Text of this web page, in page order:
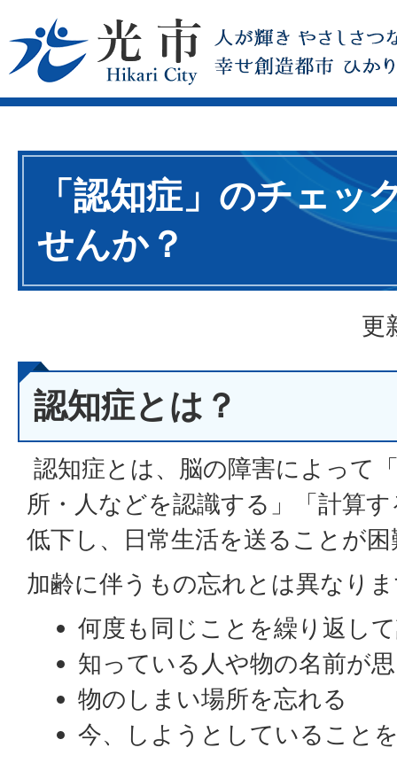
「認知症」のチェッ
せんか？
更
認知症とは？
認知症とは、脳の障害によって
所・人などを認識する」「計算
低下し、日常生活を送ることが
加齢に伴うもの忘れとは異なり
何度も同じことを繰り返し
知っている人や物の名前が
物のしまい場所を忘れる
今、しようとしていること